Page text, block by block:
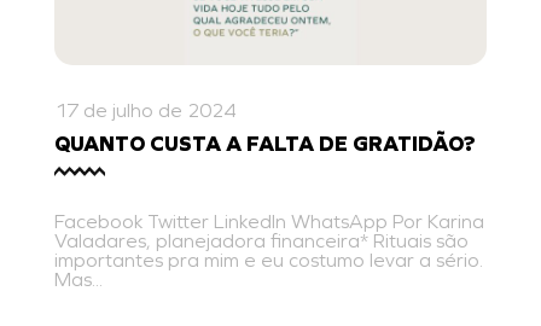
17 de julho de 2024
QUANTO CUSTA A FALTA DE GRATIDÃO?
Facebook Twitter LinkedIn WhatsApp Por Karina
Valadares, planejadora financeira* Rituais são
importantes pra mim e eu costumo levar a sério.
Mas...